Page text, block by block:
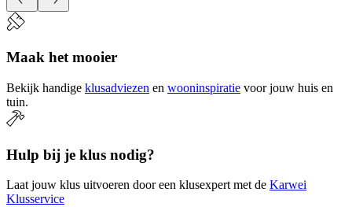
Maak het mooier
Bekijk handige klusadviezen en wooninspiratie voor jouw huis en
tuin.
Hulp bij je klus nodig?
Laat jouw klus uitvoeren door een klusexpert met de Karwei
Klusservice